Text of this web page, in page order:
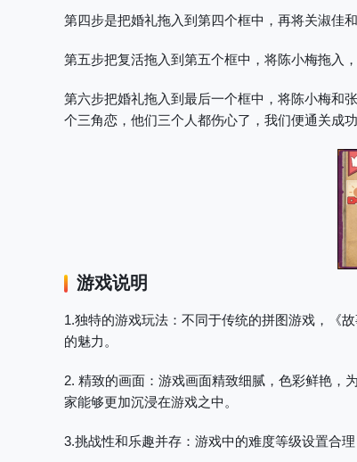
第四步是把婚礼拖入到第四个框中，再将关淑佳
第五步把复活拖入到第五个框中，将陈小梅拖入
第六步把婚礼拖入到最后一个框中，将陈小梅和
个三角恋，他们三个人都伤心了，我们便通关成功
游戏说明
1.独特的游戏玩法 ：不同于传统的拼图游戏，《
的魅力。
2. 精致的画面 ：游戏画面精致细腻，色彩鲜艳，
家能够更加沉浸在游戏之中。
3.挑战性和乐趣并存 ：游戏中的难度等级设置合